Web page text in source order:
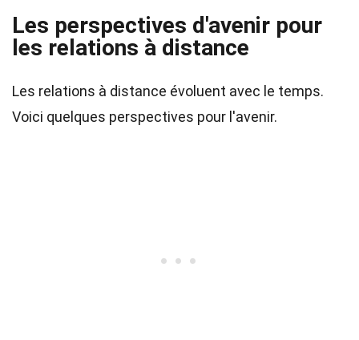
Les perspectives d'avenir pour
les relations à distance
Les relations à distance évoluent avec le temps.
Voici quelques perspectives pour l'avenir.